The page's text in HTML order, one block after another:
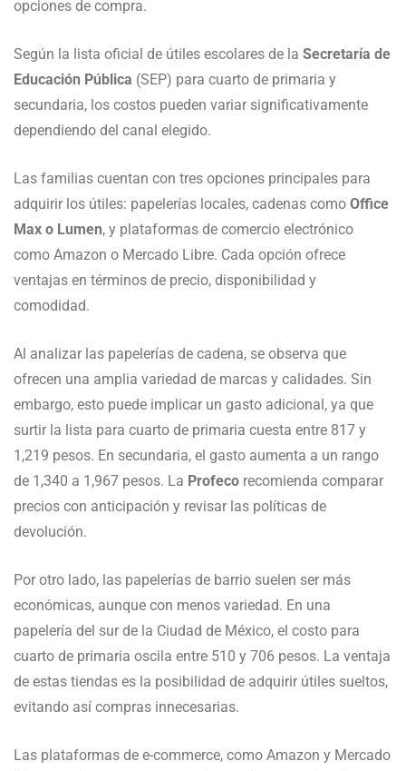
opciones de compra.
Según la lista oficial de útiles escolares de la Secretaría de
Educación Pública (SEP) para cuarto de primaria y
secundaria, los costos pueden variar significativamente
dependiendo del canal elegido.
Las familias cuentan con tres opciones principales para
adquirir los útiles: papelerías locales, cadenas como Office
Max o Lumen, y plataformas de comercio electrónico
como Amazon o Mercado Libre. Cada opción ofrece
ventajas en términos de precio, disponibilidad y
comodidad.
Al analizar las papelerías de cadena, se observa que
ofrecen una amplia variedad de marcas y calidades. Sin
embargo, esto puede implicar un gasto adicional, ya que
surtir la lista para cuarto de primaria cuesta entre 817 y
1,219 pesos. En secundaria, el gasto aumenta a un rango
de 1,340 a 1,967 pesos. La Profeco recomienda comparar
precios con anticipación y revisar las políticas de
devolución.
Por otro lado, las papelerías de barrio suelen ser más
económicas, aunque con menos variedad. En una
papelería del sur de la Ciudad de México, el costo para
cuarto de primaria oscila entre 510 y 706 pesos. La ventaja
de estas tiendas es la posibilidad de adquirir útiles sueltos,
evitando así compras innecesarias.
Las plataformas de e-commerce, como Amazon y Mercado